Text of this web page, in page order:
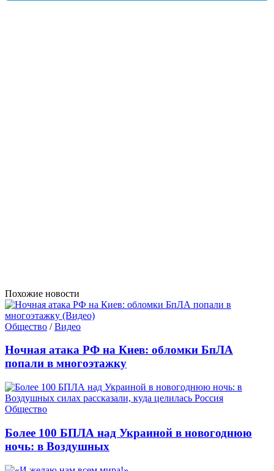
Похожие новости
Общество /Видео
Ночная атака РФ на Киев: обломки БпЛА
попали в многоэтажку
Общество
Более 100 БПЛА над Украиной в новогоднюю
ночь: в Воздушных